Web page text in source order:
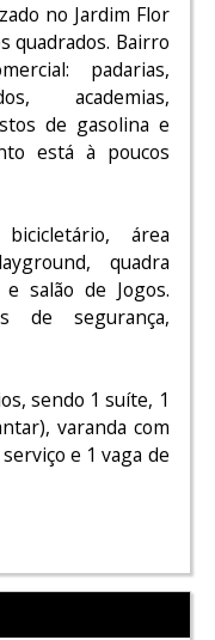
no Jardim Flor
quadrados. Bairro
padarias,
academias,
de gasolina e
está à poucos
bicicletário, área
layground, quadra
e salão de Jogos.
de segurança,
sendo 1 suíte, 1
varanda com
e 1 vaga de